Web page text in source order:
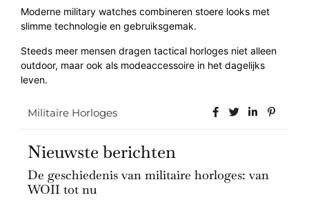
Moderne military watches combineren stoere looks met
slimme technologie en gebruiksgemak.
Steeds meer mensen dragen tactical horloges niet alleen
outdoor, maar ook als modeaccessoire in het dagelijks
leven.
Militaire Horloges
Nieuwste berichten
De geschiedenis van militaire horloges: van
WOII tot nu